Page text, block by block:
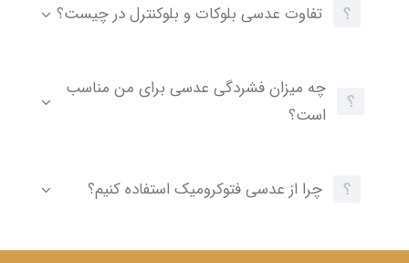
تفاوت عدسی بلوکات و بلوکنترل در چیست؟
چه میزان فشردگی عدسی برای من مناسب
است؟
چرا از عدسی فتوکرومیک استفاده کنیم؟